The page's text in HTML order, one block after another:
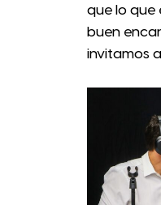
que lo que
buen
invitamos